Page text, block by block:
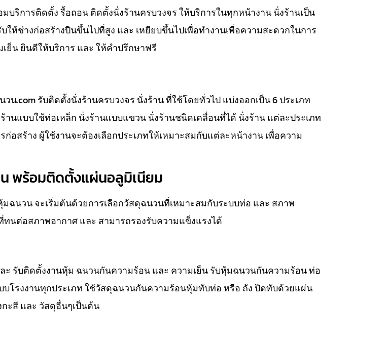
ริการติดตั้ง รื้อถอน ติดตั้งนั่งร้านครบวงจร ให้บริการในทุกหน้างาน นั่งร้านเป็น
ห้ช่างก่อสร้างปีนขึ้นไปที่สูง และ เหยียบขึ้นไปเพื่อทำงานเพื่อความสะดวกในการ
ย็น ยินดีให้บริการ และ ให้คำปรึกษาฟรี
.com รับติดตั้งนั่งร้านครบวงจร นั่งร้าน ที่ใช้โดยทั่วไป แบ่งออกเป็น 6 ประเภท
ร้านแบบใช้ท่อเหล็ก นั่งร้านแบบแขวน นั่งร้านชนิดเคลื่อนที่ได้ นั่งร้าน แต่ละประเภท
อสร้าง ผู้ใช้งานจะต้องเลือกประเภทให้เหมาะสมกับแต่ละหน้างาน เพื่อความ
พร้อมติดตั้งแผ่นอลูมิเนียม
ฉนวน จะเริ่มต้นด้วยการเลือกวัสดุฉนวนที่เหมาะสมกับระบบท่อ และ สภาพ
ต่อสภาพอากาศ และ สามารถรองรับความแข็งแรงได้
รับติดตั้งงานหุ้ม ฉนวนกันความร้อน และ ความเย็น รับหุ้มฉนวนกันความร้อน ท่อ
โรงงานทุกประเภท ใช้วัสดุฉนวนกันความร้อนหุ้มทับท่อ หรือ ถัง ปิดทับด้วยแผ่น
ะสี และ วัสดุอื่นๆเป็นต้น